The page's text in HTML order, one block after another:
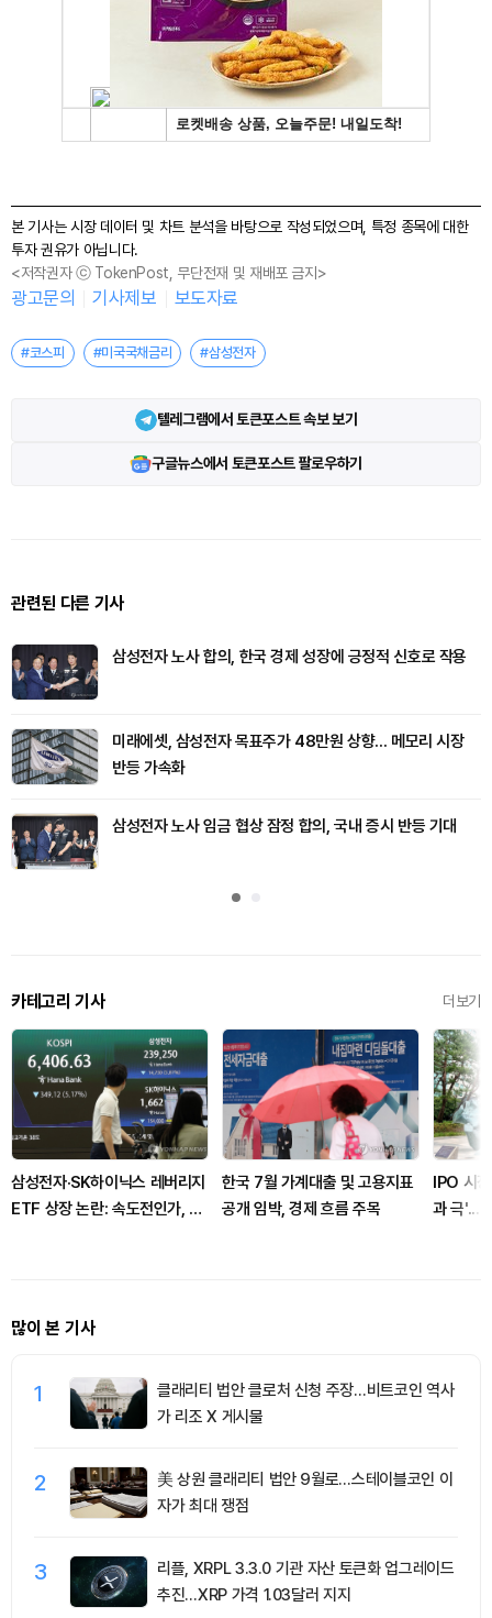
본 기사는 시장 데이터 및 차트 분석을 바탕으로 작성되었으며, 특정 종목에 대한
투자 권유가 아닙니다.
<저작권자 ⓒ TokenPost, 무단전재 및 재배포 금지>
광고문의 기사제보 보도자료
#코스피 #미국국채금리 #삼성전자
텔레그램에서 토큰포스트 속보 보기
구글뉴스에서 토큰포스트 팔로우하기
관련된 다른 기사
삼성전자 노사 합의, 한국 경제 성장에 긍정적 신호로 작용
미래에셋, 삼성전자 목표주가 48만원 상향... 메모리 시장
반등 가속화
삼성전자 노사 임금 협상 잠정 합의, 국내 증시 반등 기대
카테고리 기사 더보기
삼성전자·SK하이닉스 레버리지
ETF 상장 논란: 속도전인가, 절
한국 7월 가계대출 및 고용지표
공개 임박, 경제 흐름 주목
IPO 시
과 극'...
많이 본 기사
1
클래리티 법안 클로처 신청 주장…비트코인 역사
가 리조 X 게시물
2
美 상원 클래리티 법안 9월로…스테이블코인 이
자가 최대 쟁점
3
리플, XRPL 3.3.0 기관 자산 토큰화 업그레이드
추진…XRP 가격 1.03달러 지지